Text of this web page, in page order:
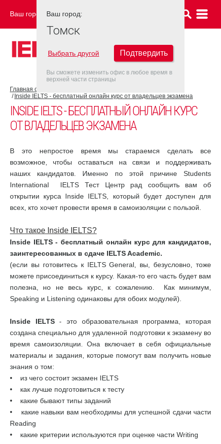
Ваш город: ТОМСК
Главная страница
Inside IELTS - бесплатный онлайн курс от владельцев экзамена
INSIDE IELTS - БЕСПЛАТНЫЙ ОНЛАЙН КУРС
ОТ ВЛАДЕЛЬЦЕВ ЭКЗАМЕНА
В это непростое время мы стараемся сделать все
возможное, чтобы оставаться на связи и поддерживать
наших кандидатов. Именно по этой причине Students
International IELTS Тест Центр рад сообщить вам об
открытии курса Inside IELTS, который будет доступен для
всех, кто хочет провести время в самоизоляции с пользой.
Что такое Inside IELTS?
Inside IELTS - бесплатный онлайн курс для кандидатов,
заинтересованных в сдаче IELTS Academic.
(если вы готовитесь к IELTS General, вы, безусловно, тоже
можете присоединиться к курсу. Какая-то его часть будет вам
полезна, но не весь курс, к сожалению. Как минимум,
Speaking и Listening одинаковы для обоих модулей).
Inside IELTS- это образовательная программа, которая
создана специально для удаленной подготовки к экзамену во
время самоизоляции. Она включает в себя официальные
материалы и задания, которые помогут вам получить новые
знания о том:
• из чего состоит экзамен IELTS
• как лучше подготовиться к тесту
• какие бывают типы заданий
• какие навыки вам необходимы для успешной сдачи части
Reading
• какие критерии используются при оценке части Writing
Ваш город:
Томск
Выбрать другой Подтвердить
Вы сможете изменить офис в любое время в
верхней части страницы